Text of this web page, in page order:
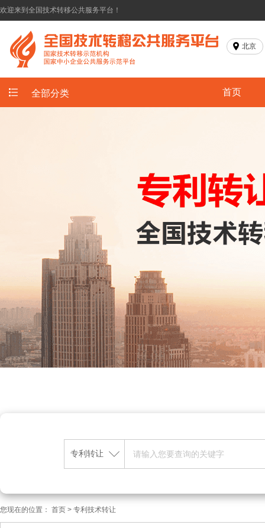
欢迎来到全国技术转移公共服务平台！
北京
全部分类 首页
专利转让
您现在的位置： 首页 > 专利技术转让